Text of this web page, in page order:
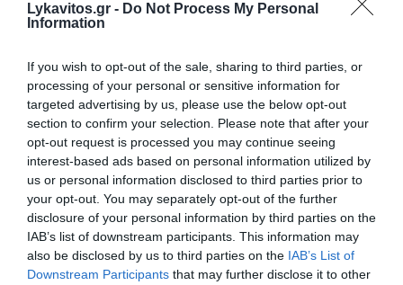
Lykavitos.gr - Do Not Process My Personal
Information
If you wish to opt-out of the sale, sharing to third parties, or
processing of your personal or sensitive information for
targeted advertising by us, please use the below opt-out
section to confirm your selection. Please note that after your
opt-out request is processed you may continue seeing
interest-based ads based on personal information utilized by
us or personal information disclosed to third parties prior to
your opt-out. You may separately opt-out of the further
disclosure of your personal information by third parties on the
IAB’s list of downstream participants. This information may
also be disclosed by us to third parties on the IAB’s List of
Downstream Participants that may further disclose it to other
Οριοθετήθηκε η φωτιά στον Κουβαρά: Σε επιφυλακή οι
δυνάμεις για αναζωπυρώσεις λόγω των ισχυρών ανέμων
Καύσωνας και ξηρασία απειλούν την Ευρώπη – Νέα θερμή
εισβολή σε Βρετανία, Γαλλία και Ισπανία
Βίντεο της ΕΛΑΣ με τον απεγκλωβισμό ηλικιωμένης στον
Κουβαρά ενώ οι φλόγες είχαν φτάσει στην αυλή της
Χανιά: Ναυαγοσώστης έδωσε μάχη με τα κύματα για να
σώσει γυναίκα
ΠΑΣΟΚ: «Μόνο σαν αστείο ακούγεται η δήλωση του κ.
Τσίπρα πως «συγκρούεται» με τα συμφέροντα»